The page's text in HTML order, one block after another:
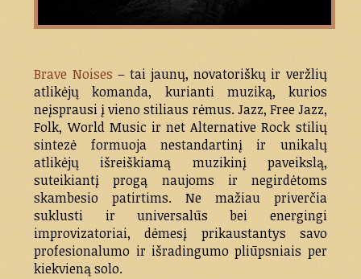
Brave Noises – tai jaunų, novatoriškų ir veržlių
atlikėjų komanda, kurianti muziką, kurios
neįsprausi į vieno stiliaus rėmus. Jazz, Free Jazz,
Folk, World Music ir net Alternative Rock stilių
sintezė formuoja nestandartinį ir unikalų
atlikėjų išreiškiamą muzikinį paveikslą,
suteikiantį progą naujoms ir negirdėtoms
skambesio patirtims. Ne mažiau priverčia
suklusti ir universalūs bei energingi
improvizatoriai, dėmesį prikaustantys savo
profesionalumo ir išradingumo pliūpsniais per
kiekvieną solo.